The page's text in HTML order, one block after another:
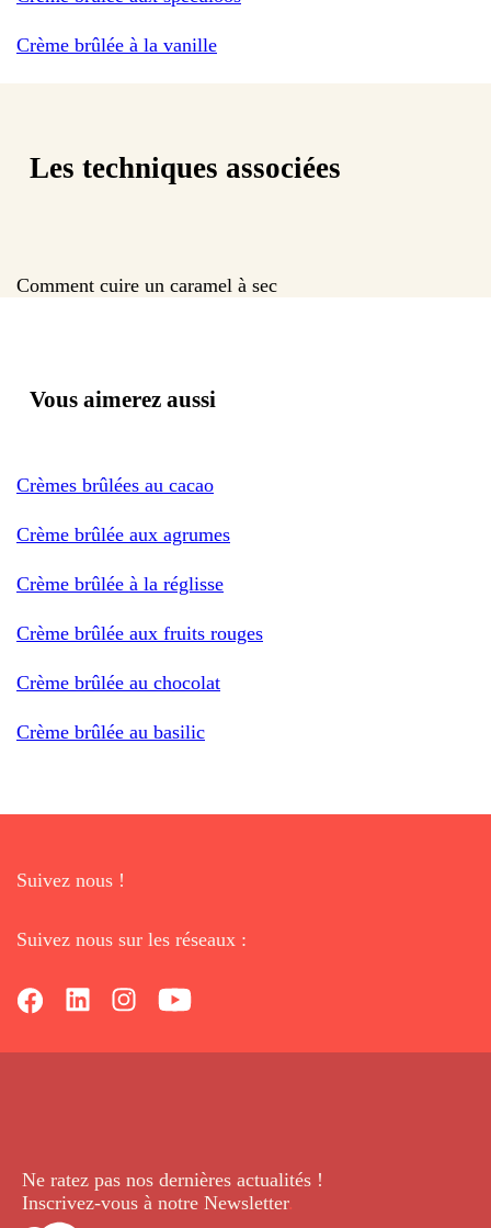
Crème brûlée à la vanille
Les techniques associées
Comment cuire un caramel à sec
Vous aimerez aussi
Crèmes brûlées au cacao
Crème brûlée aux agrumes
Crème brûlée à la réglisse
Crème brûlée aux fruits rouges
Crème brûlée au chocolat
Crème brûlée au basilic
Suivez nous !
Suivez nous sur les réseaux :
Ne ratez pas nos dernières actualités !
Inscrivez-vous à notre Newsletter.